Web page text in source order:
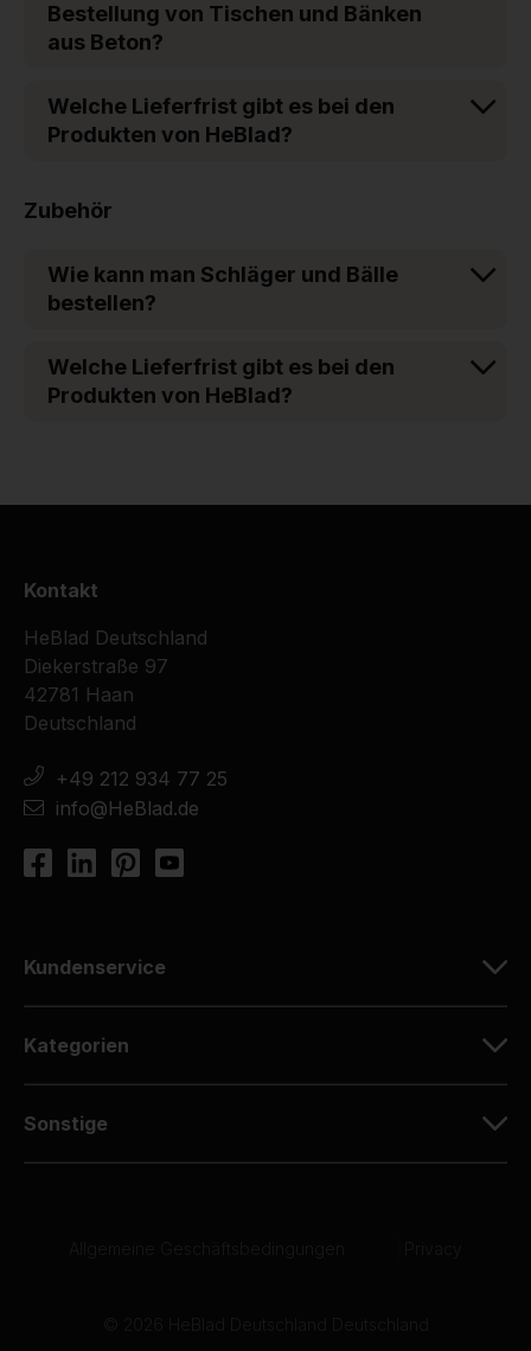
Bestellung von Tischen und Bänken
aus Beton?
Welche Lieferfrist gibt es bei den
Produkten von HeBlad?
Zubehör
Wie kann man Schläger und Bälle
bestellen?
Welche Lieferfrist gibt es bei den
Produkten von HeBlad?
Kontakt
HeBlad Deutschland
Diekerstraße 97
42781 Haan
Deutschland
+49 212 934 77 25
info@HeBlad.de
Kundenservice
Kategorien
Sonstige